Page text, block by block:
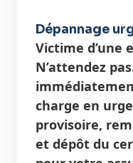
Dépannage
Victime d’une
N’attendez
charge en
provisoire,
et dépôt du